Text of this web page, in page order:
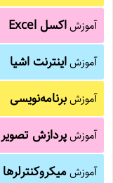
آموزشاکسل Excel
آموزشاینترنت اشیا
آموزشبرنامه‌نویسی
آموزشپردازش تصویر
آموزشمیکروکنترلرها